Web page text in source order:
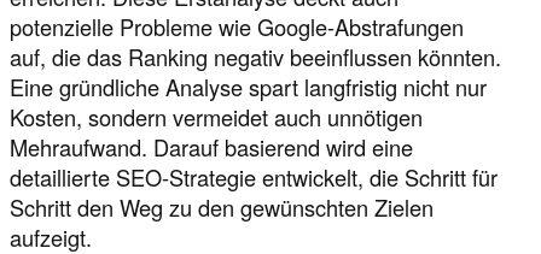
potenzielle Probleme wie Google-Abstrafungen
auf, die das Ranking negativ beeinflussen könnten.
Eine gründliche Analyse spart langfristig nicht nur
Kosten, sondern vermeidet auch unnötigen
Mehraufwand. Darauf basierend wird eine
detaillierte SEO-Strategie entwickelt, die Schritt für
Schritt den Weg zu den gewünschten Zielen
aufzeigt.